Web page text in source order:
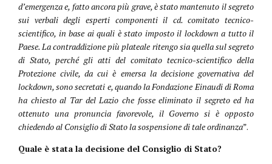
d’emergenza e, fatto ancora più grave, è stato mantenuto il segreto
sui verbali degli esperti componenti il cd. comitato tecnico-
scientifico, in base ai quali è stato imposto il lockdown a tutto il
Paese. La contraddizione più plateale ritengo sia quella sul segreto
di Stato, perché gli atti del comitato tecnico-scientifico della
Protezione civile, da cui è emersa la decisione governativa del
lockdown, sono secretati e, quando la Fondazione Einaudi di Roma
ha chiesto al Tar del Lazio che fosse eliminato il segreto ed ha
ottenuto una pronuncia favorevole, il Governo si è opposto
chiedendo al Consiglio di Stato la sospensione di tale ordinanza”.
Quale è stata la decisione del Consiglio di Stato?